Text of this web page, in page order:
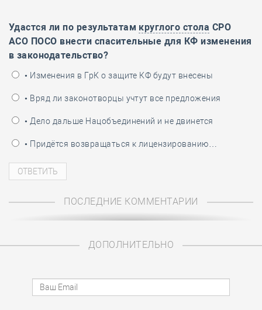
Удастся ли по результатам круглого стола СРО
АСО ПОСО внести спасительные для КФ изменения
в законодательство?
• Изменения в ГрК о защите КФ будут внесены
• Вряд ли законотворцы учтут все предложения
• Дело дальше Нацобъединений и не двинется
• Придётся возвращаться к лицензированию…
ПОСЛЕДНИЕ КОММЕНТАРИИ
ДОПОЛНИТЕЛЬНО